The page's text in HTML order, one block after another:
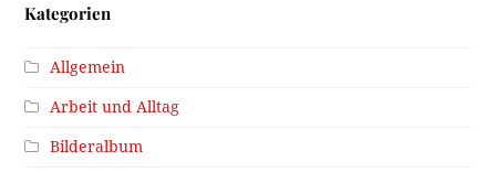
Kategorien
Allgemein
Arbeit und Alltag
Bilderalbum